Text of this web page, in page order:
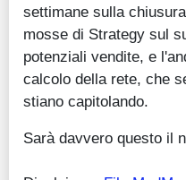
settimane sulla
mosse di Strategy sul
potenziali vendite, e
calcolo della rete, che
stiano capitolando.
Sarà davvero questo il